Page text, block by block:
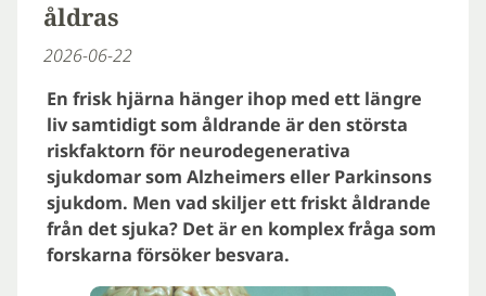
åldras
2026-06-22
En frisk hjärna hänger ihop med ett längre
liv samtidigt som åldrande är den största
riskfaktorn för neurodegenerativa
sjukdomar som Alzheimers eller Parkinsons
sjukdom. Men vad skiljer ett friskt åldrande
från det sjuka? Det är en komplex fråga som
forskarna försöker besvara.